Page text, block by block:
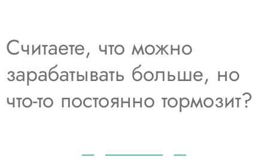
Считаете, что можно
зарабатывать больше, но
что-то постоянно тормозит?